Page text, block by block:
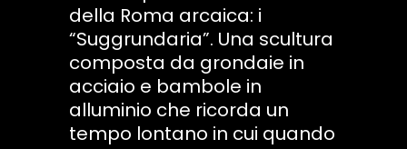
della Roma arcaica: i
“Suggrundaria”. Una scultura
composta da grondaie in
acciaio e bambole in
alluminio che ricorda un
tempo lontano in cui quando